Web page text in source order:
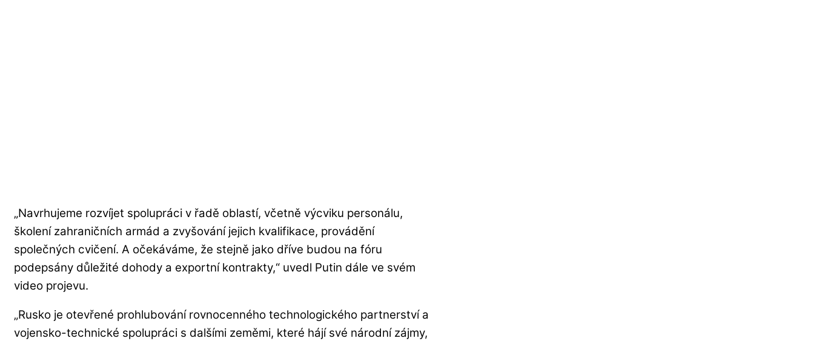
„Navrhujeme rozvíjet spolupráci v řadě oblastí, včetně výcviku personálu,
školení zahraničních armád a zvyšování jejich kvalifikace, provádění
společných cvičení. A očekáváme, že stejně jako dříve budou na fóru
podepsány důležité dohody a exportní kontrakty,“ uvedl Putin dále ve svém
video projevu.
„Rusko je otevřené prohlubování rovnocenného technologického partnerství a
vojensko-technické spolupráci s dalšími zeměmi, které hájí své národní zájmy,